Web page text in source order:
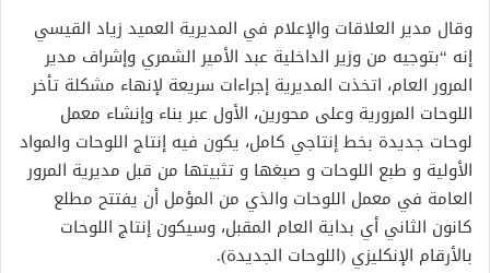
وقال مدير العلاقات والإعلام في المديرية العميد زياد القيسي
إنه “بتوجيه من وزير الداخلية عبد الأمير الشمري وإشراف مدير
المرور العام، اتخذت المديرية إجراءات سريعة لإنهاء مشكلة تأخر
اللوحات المرورية وعلى محورين، الأول عبر بناء وإنشاء معمل
لوحات جديدة بخط إنتاجي كامل، يكون فيه إنتاج اللوحات والمواد
الأولية و طبع اللوحات و صبغها و تثبيتها من قبل مديرية المرور
العامة في معمل اللوحات والذي من المؤمل أن يفتتح مطلع
كانون الثاني أي بداية العام المقبل، وسيكون إنتاج اللوحات
بالأرقام الإنكليزي (اللوحات الجديدة).